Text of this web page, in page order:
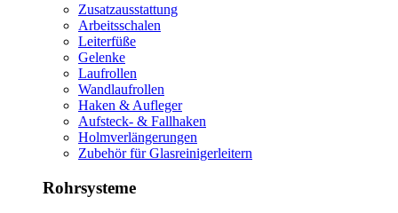
Zusatzausstattung
Arbeitsschalen
Leiterfüße
Gelenke
Laufrollen
Wandlaufrollen
Haken & Aufleger
Aufsteck- & Fallhaken
Holmverlängerungen
Zubehör für Glasreinigerleitern
Rohrsysteme